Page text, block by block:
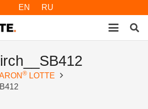
EN RU
® LOTTE